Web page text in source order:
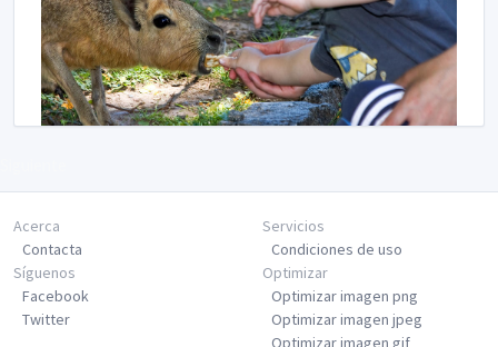
Acerca
Contacta
Servicios
Condiciones de uso
Síguenos
Facebook
Twitter
Optimizar
Optimizar imagen png
Optimizar imagen jpeg
Optimizar imagen gif